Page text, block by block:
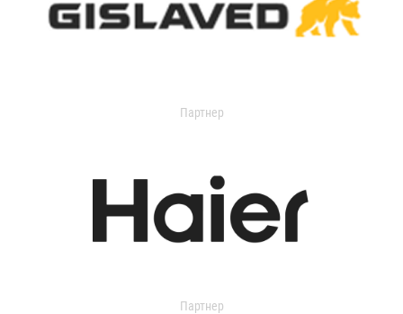
Партнер
Партнер